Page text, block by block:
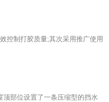
制打胶质量;其次采用推广使用
顶部位设置了一条压缩型的挡水